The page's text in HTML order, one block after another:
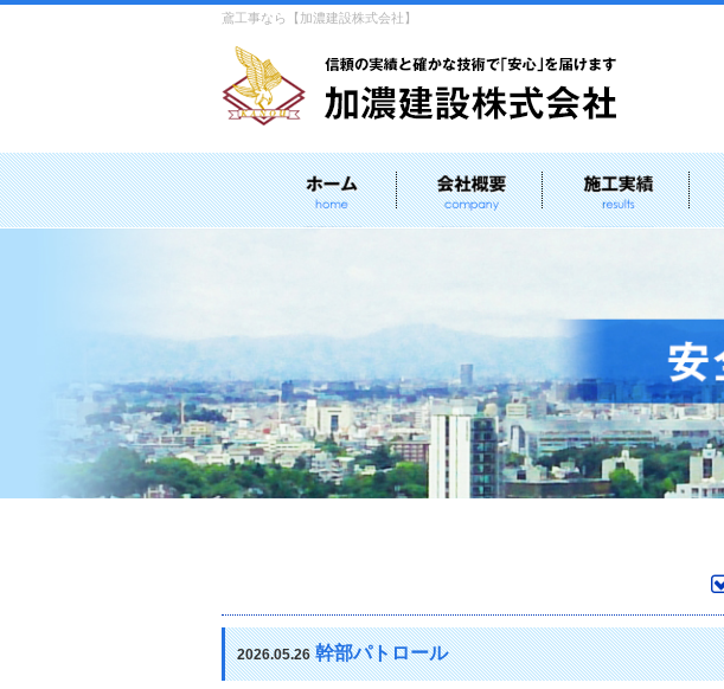
鳶工事なら【加濃建設株式会社】
2026.05.26 幹部パトロール